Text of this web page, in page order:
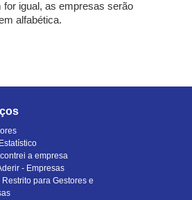
igual, as empresas serão
alfabética.
a empresa
- Empresas
para Gestores e